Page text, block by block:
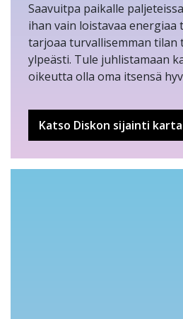
Saavuitpa paikalle
ihan vain loistavaa energiaa
tarjoaa turvallisemman tilan
ylpeästi. Tule juhlistamaan
oikeutta olla oma itsensä
Katso Diskon sijainti